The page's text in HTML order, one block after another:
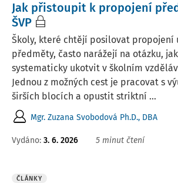
Jak přistoupit k propojení
ŠVP
Školy, které chtějí posilovat propojení
předměty, často narážejí na otázku,
systematicky ukotvit v školním
Jednou z možných cest je pracovat s
širších blocích a opustit striktní ...
Mgr. Zuzana Svobodová Ph.D., DBA
Vydáno: 3. 6. 2026 5 minut čtení
ČLÁNKY